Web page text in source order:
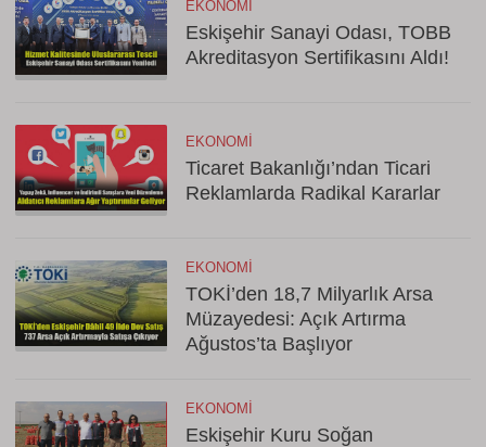
EKONOMI
Eskişehir Sanayi Odası, TOBB
Akreditasyon Sertifikasını Aldı!
EKONOMI
Ticaret Bakanlığı’ndan Ticari
Reklamlarda Radikal Kararlar
EKONOMI
TOKİ’den 18,7 Milyarlık Arsa
Müzayedesi: Açık Artırma
Ağustos’ta Başlıyor
EKONOMI
Eskişehir Kuru Soğan